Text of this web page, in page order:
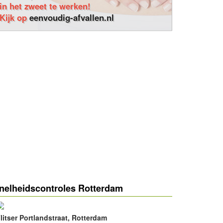
in het zweet te werken!
Kijk opeenvoudig-afvallen.nl
Rotterdam
Portlandstraat, Rotterdam